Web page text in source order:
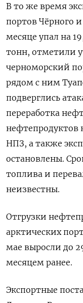
В ​то же ‌время
портов Чёрного
месяце ​упал на
тонн, отметили
черноморский
рядом с ним
подверглись
переработка
НПЗ, а также
остановлены.
топлива ⁠и
неизвестны.
Отгрузки
арктических
мае выросли до
месяцем ‌ранее.
Экспортные